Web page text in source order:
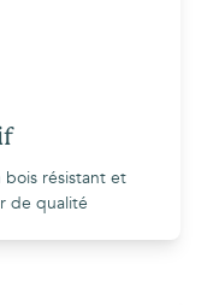
bois résistant et
de qualité